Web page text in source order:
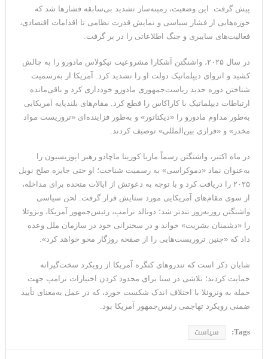
پیش گرفت. این وضعیت، زمینه‌ساز تشدید بی‌سابقه فشارها شد که
حوزه‌هایی از فشار سیاسی و نمایش قدرت نظامی تا اقدامات اقتصادی،
فعالیت‌های سایبری و جنگ اطلاعاتی را در بر گرفت.
در سال ۲۰۲۵، واشنگتن آشکارا مشروعیت نیکولاس مادورو را به چالش
کشید و انزوای دیپلماتیک دولت او را تشدید کرد. آمریکا از به‌رسمیت
شناختن دوره جدید ریاست‌جمهوری مادورو خودداری کرد و باقی‌مانده
ارتباطات دیپلماتیک با کاراکاس را قطع کرد. مقام‌های بلندپایه آمریکایی
به‌طور مداوم مادورو را «دیکتاتور» و به‌طور فزاینده‌ای «تروریست مواد
مخدر» و «فراری بین‌المللی» توصیف کردند.
در ماه اکتبر، واشنگتن رسماً ماریا کورینا ماچادو رهبر اپوزیسیون را
به‌عنوان نماد «دموکراسی» به رسمیت شناخت؛ او حتی جایزه صلح نوبل
۲۰۲۵ را دریافت کرد و با توجه به دعوتش از ایالات متحده برای مداخله،
از سوی مقام‌های آمریکایی مورد ستایش قرار گرفت. لحن سیاسی
واشنگتن روزبه‌روز تندتر شد؛ دونالد ترامپ، رئیس‌جمهور آمریکا، ونزوئلا
را «دشمنان بشریت» خواند و در سخنرانی خود در سازمان ملل وعده
داد که «چنین تروریست‌هایی را از صفحه روزگار محو خواهد کرد».
شایان ذکر است که تندروهای کنگره آمریکا از رویکرد سخت‌گیرانه
حمایت کردند؛ تلاشی در سنا برای محدود کردن اختیارات ترامپ جهت
حمله به ونزوئلا با اختلاف اندک شکست خورد، که در عمل به‌معنای تأیید
ضمنی رویکرد تهاجمی رئیس‌جمهور آمریکا بود.
Tags: سیاست